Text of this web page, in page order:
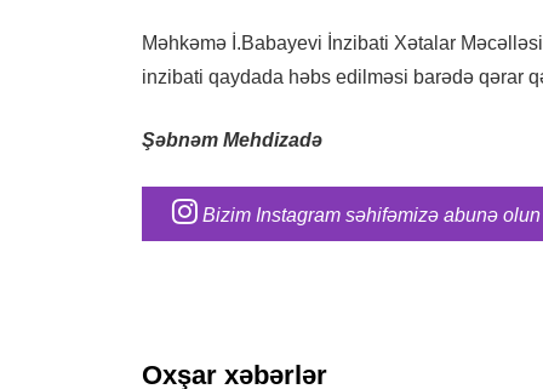
Məhkəmə İ.Babayevi İnzibati Xətalar
inzibati qaydada həbs edilməsi barədə qərar
Şəbnəm Mehdizadə
Bizim Instagram səhifəmizə abunə olun
Oxşar xəbərlər